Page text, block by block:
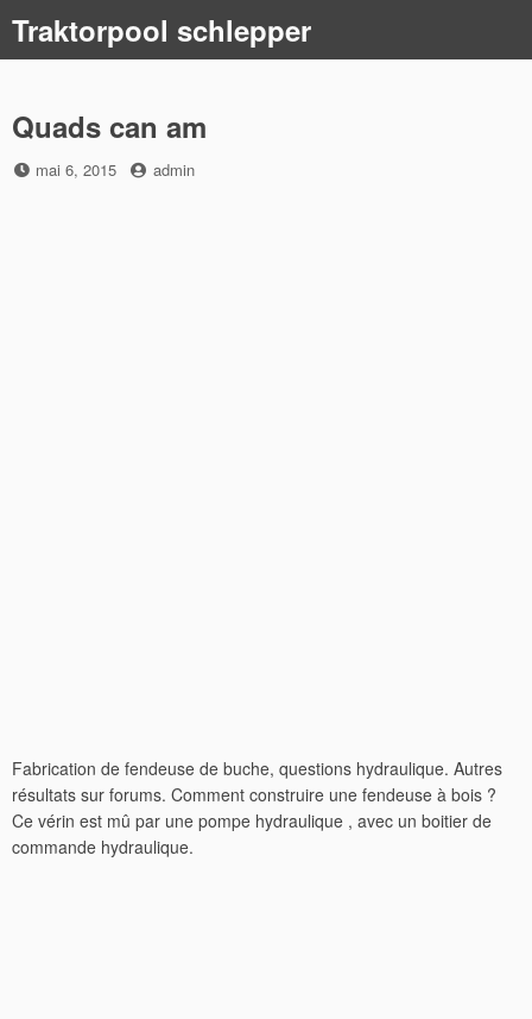
content
Traktorpool schlepper
Quads can am
Posted
mai 6, 2015 by
admin
Fabrication de fendeuse de buche, questions hydraulique. Autres
résultats sur forums. Comment construire une fendeuse à bois ?
Ce vérin est mû par une pompe hydraulique , avec un boitier de
commande hydraulique.